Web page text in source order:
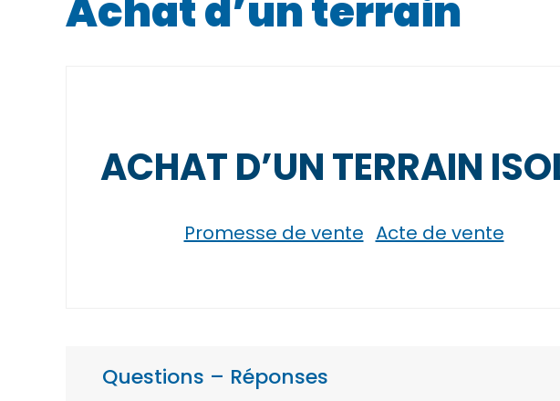
Achat d’un terrain
ACHAT D’UN TERRAIN
Promesse de vente Acte de vente
Questions – Réponses